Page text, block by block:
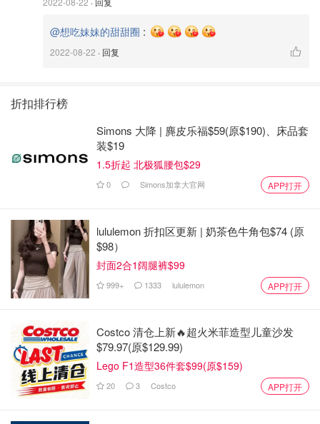
@想吃妹妹的甜甜圈 :
2022-08-22 · 回复
折扣排行榜
Simons 大降 | 麂皮乐福$59(原$190)、床品套
装$19
1.5折起 北极狐腰包$29
0 Simons加拿大官网 APP打开
lululemon 折扣区更新 | 奶茶色牛角包$74 (原
$98）
封面2合1阔腿裤$99
999+ 1333 lululemon APP打开
Costco 清仓上新🔥超火米菲造型儿童沙发
$79.97(原$129.99)
Lego F1造型36件套$99(原$159)
20 3 Costco APP打开